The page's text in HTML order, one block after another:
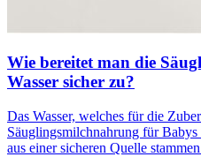
Wie bereitet man die
Wasser sicher zu?
Das Wasser, welches für die
Säuglingsmilchnahrung für
aus einer sicheren Quelle